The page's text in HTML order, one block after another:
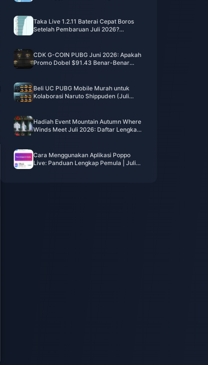
Taka Live 1.2.11 Baterai Cepat Boros
Setelah Pembaruan Juli 2026?
CDK G-COIN PUBG Juni 2026: Apakah
Promo Dobel $91.43 Benar-Benar
Beli UC PUBG Mobile Murah untuk
Kolaborasi Naruto Shippuden (Juli
Hadiah Event Mountain Autumn Where
Winds Meet Juli 2026: Daftar Lengkap,
Cara Menggunakan Aplikasi Poppo
Live: Panduan Lengkap Pemula | Juli